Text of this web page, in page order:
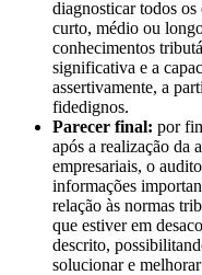
diagnosticar todos os
curto, médio ou
conhecimentos
significativa e a
assertivamente, a
fidedignos.
Parecer final: por
após a realização da
empresariais, o
informações
relação às normas
que estiver em
descrito,
solucionar e